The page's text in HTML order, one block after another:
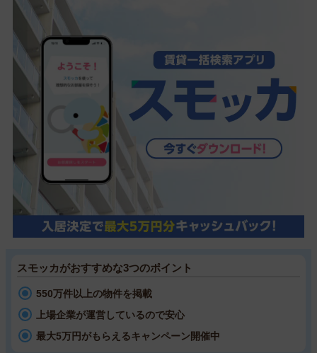
スモッカがおすすめな3つのポイント
550万件以上の物件を掲載
上場企業が運営しているので安心
最大5万円がもらえるキャンペーン開催中